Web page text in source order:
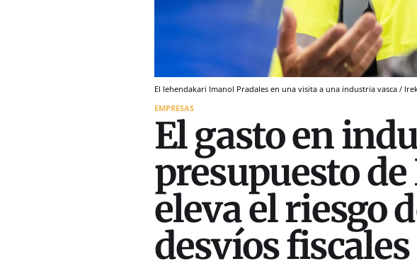
El lehendakari Imanol Pradales en una visita a una industria vasca /
EMPRESAS
El gasto en
presupuesto de
eleva el riesgo
desvíos fiscales